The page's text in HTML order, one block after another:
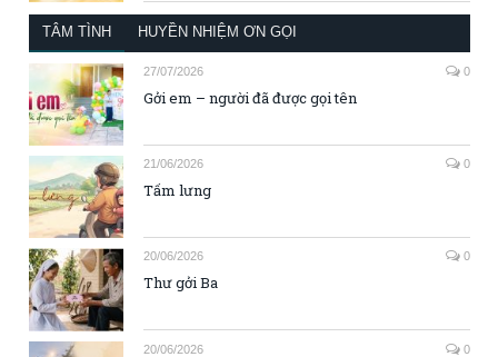
TÂM TÌNH HUYỀN NHIỆM ƠN GỌI
27/07/2026 0
Gởi em – người đã được gọi tên
21/06/2026 0
Tấm lưng
20/06/2026 0
Thư gởi Ba
20/06/2026 0